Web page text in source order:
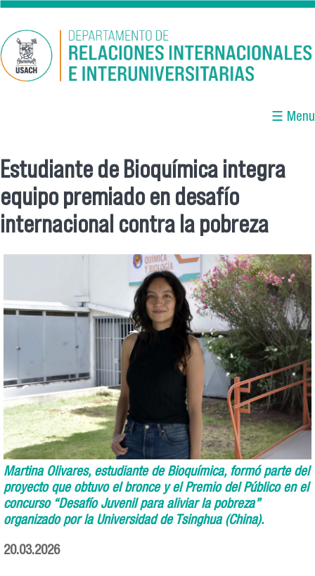
Pasar al contenido principal
☰ Menu
Se encuentra usted aquí
Estudiante de Bioquímica integra
equipo premiado en desafío
internacional contra la pobreza
Martina Olivares, estudiante de Bioquímica, formó parte del
proyecto que obtuvo el bronce y el Premio del Público en el
concurso “Desafío Juvenil para aliviar la pobreza”
organizado por la Universidad de Tsinghua (China).
20.03.2026